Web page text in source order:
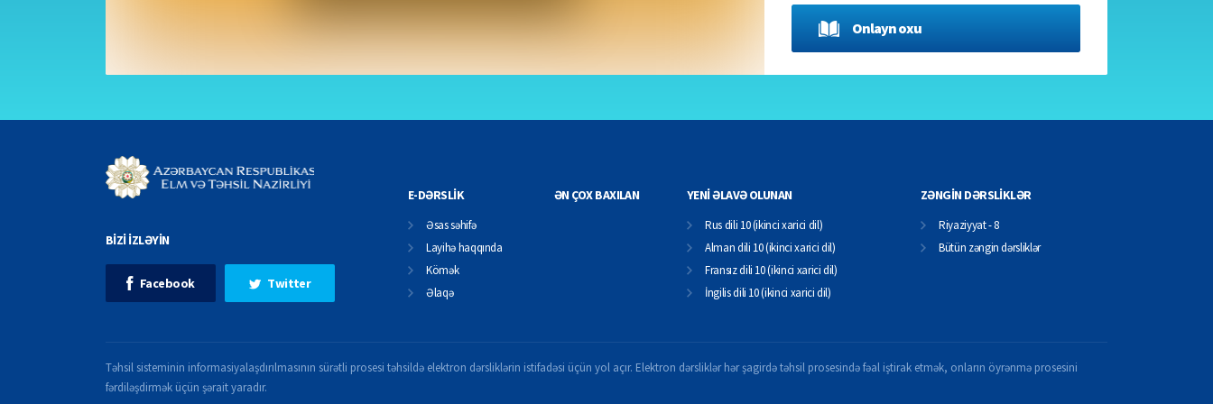
Onlayn oxu
BİZİ İZLƏYİN
Facebook Twitter
E-DƏRSLİK
Əsas səhifə
Layihə haqqında
Kömək
Əlaqə
ƏN ÇOX BAXILAN YENİ ƏLAVƏ OLUNAN
Rus dili 10 (ikinci xarici dil)
Alman dili 10 (ikinci xarici dil)
Fransız dili 10 (ikinci xarici dil)
İngilis dili 10 (ikinci xarici dil)
ZƏNGİN DƏRSLİKLƏR
Riyaziyyat - 8
Bütün zəngin dərsliklər
Təhsil sisteminin informasiyalaşdırılmasının sürətli prosesi təhsildə elektron dərsliklərin istifadəsi üçün yol açır. Elektron dərsliklər hər şagirdə təhsil prosesində fəal iştirak etmək, onların öyrənmə prosesini
fərdiləşdirmək üçün şərait yaradır.